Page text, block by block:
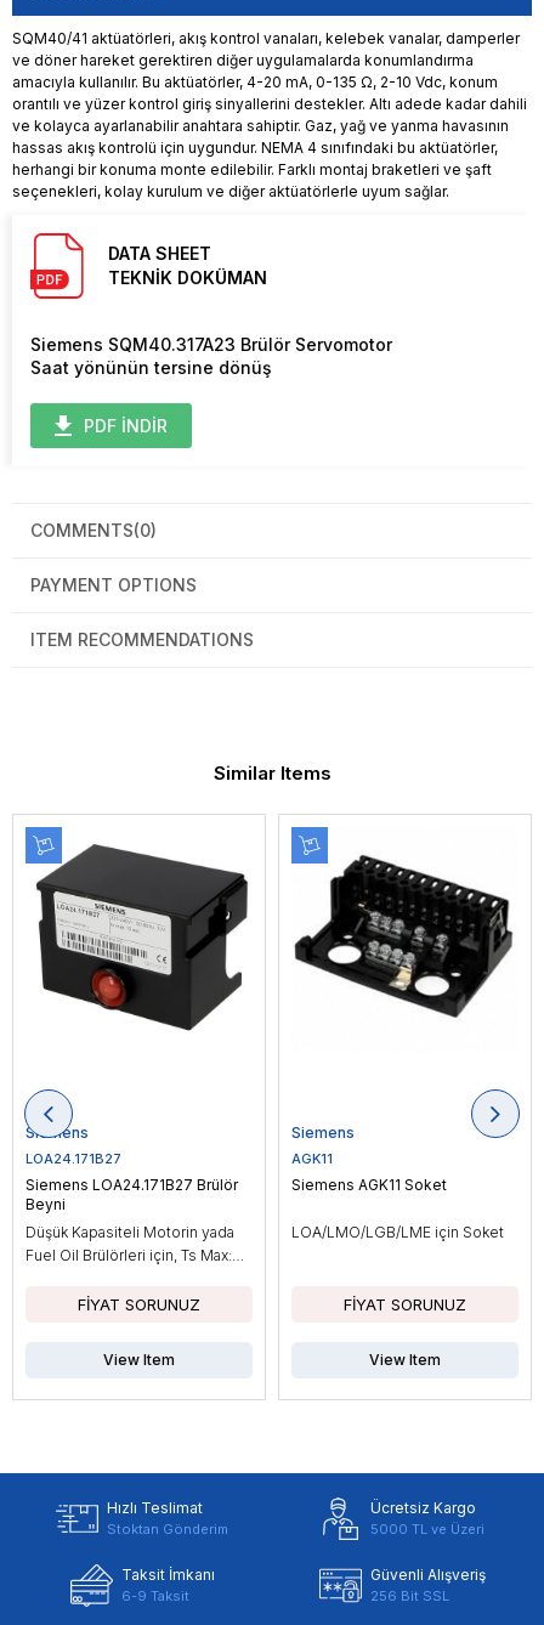
SQM40/41 aktüatörleri, akış kontrol vanaları, kelebek vanalar, damperler
ve döner hareket gerektiren diğer uygulamalarda konumlandırma
amacıyla kullanılır. Bu aktüatörler, 4-20 mA, 0-135 Ω, 2-10 Vdc, konum
orantılı ve yüzer kontrol giriş sinyallerini destekler. Altı adede kadar dahili
ve kolayca ayarlanabilir anahtara sahiptir. Gaz, yağ ve yanma havasının
hassas akış kontrolü için uygundur. NEMA 4 sınıfındaki bu aktüatörler,
herhangi bir konuma monte edilebilir. Farklı montaj braketleri ve şaft
seçenekleri, kolay kurulum ve diğer aktüatörlerle uyum sağlar.
DATA SHEET
TEKNİK DOKÜMAN
Siemens SQM40.317A23 Brülör Servomotor
Saat yönünün tersine dönüş
PDF İNDİR
COMMENTS(0)
PAYMENT OPTIONS
ITEM RECOMMENDATIONS
Similar Items
Siemens
LOA24.171B27
Siemens LOA24.171B27 Brülör
Beyni
Düşük Kapasiteli Motorin yada
Fuel Oil Brülörleri için, Ts Max:
View Item
Siemens
AGK11
Siemens AGK11 Soket
LOA/LMO/LGB/LME için Soket
View Item
Hızlı Teslimat
Stoktan Gönderim
Ücretsiz Kargo
5000 TL ve Üzeri
Taksit İmkanı
6-9 Taksit
Güvenli Alışveriş
256 Bit SSL